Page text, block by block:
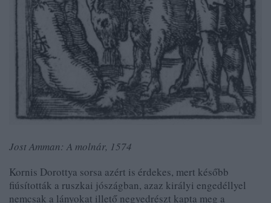
Jost Amman: A molnár, 1574
Kornis Dorottya sorsa azért is érdekes, mert később
fiúsították a ruszkai jószágban, azaz királyi engedéllyel
nemcsak a lányokat illető negyedrészt kapta meg a